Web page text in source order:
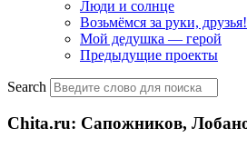
Люди и солнце
Возьмёмся за руки, друзья!
Мой дедушка — герой
Предыдущие проекты
Search
Chita.ru: Сапожников,